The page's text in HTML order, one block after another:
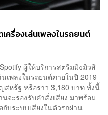
ครื่องเล่นเพลงในรถยนต์
ผู้ให้บริการสตรีมมิงมิวสิ
เพลงในรถยนต์ภายในปี 2019
หรัฐ หรือราว 3,180 บาท ทั้งนี้
จะรองรับคำสั่งเสียง มาพร้อม
บระบบเสียงในตัวรถผ่าน